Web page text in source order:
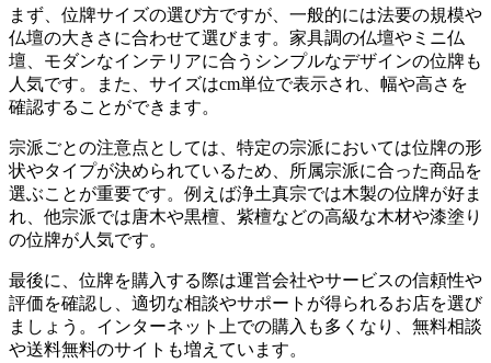
まず、位牌サイズの選び方ですが、一般的には法要の規模や
仏壇の大きさに合わせて選びます。家具調の仏壇やミニ仏
壇、モダンなインテリアに合うシンプルなデザインの位牌も
人気です。また、サイズはcm単位で表示され、幅や高さを
確認することができます。
宗派ごとの注意点としては、特定の宗派においては位牌の形
状やタイプが決められているため、所属宗派に合った商品を
選ぶことが重要です。例えば浄土真宗では木製の位牌が好ま
れ、他宗派では唐木や黒檀、紫檀などの高級な木材や漆塗り
の位牌が人気です。
最後に、位牌を購入する際は運営会社やサービスの信頼性や
評価を確認し、適切な相談やサポートが得られるお店を選び
ましょう。インターネット上での購入も多くなり、無料相談
や送料無料のサイトも増えています。